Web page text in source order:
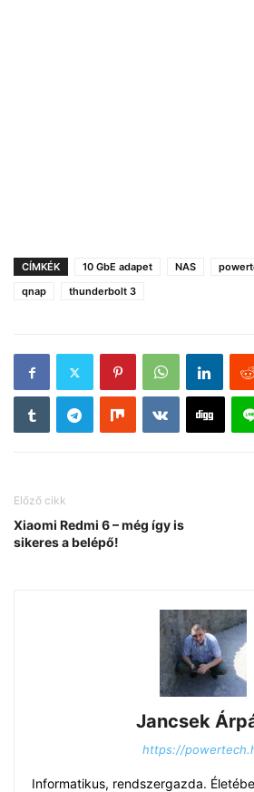
CÍMKÉK 10 GbE adapet NAS
qnap
thunderbolt 3
Előző cikk
Xiaomi Redmi 6 – még így is
sikeres a belépő!
Jancsek
https://
Informatikus, rendszergazda.